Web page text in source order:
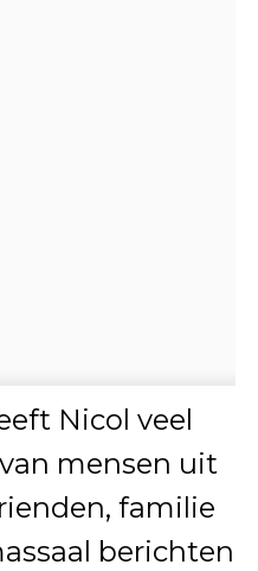
Nicol veel
mensen uit
familie
berichten